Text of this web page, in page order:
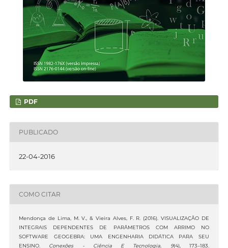
PDF
PUBLICADO
22-04-2016
COMO CITAR
Mendonça de Lima, M. V., & Vieira Alves, F. R. (2016). VISUALIZAÇÃO DE
INTEGRAIS DEPENDENTES DE PARÂMETROS COM ARRIMO NO
SOFTWARE GEOGEBRA: UMA ENGENHARIA DIDÁTICA PARA SEU
ENSINO. Conexões - Ciência E Tecnologia, 9(4), 173–183.